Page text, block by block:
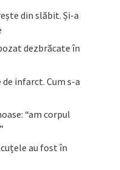
din slăbit. Și-a
dezbrăcate în
infarct. Cum s-a
“am corpul
au fost în